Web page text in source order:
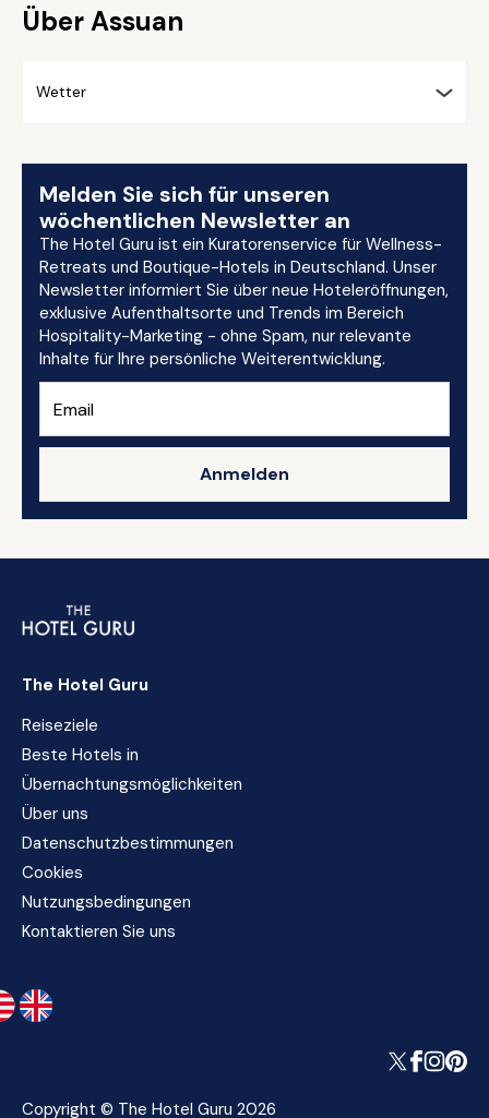
Über Assuan
Wetter
Melden Sie sich für unseren
wöchentlichen Newsletter an
The Hotel Guru ist ein Kuratorenservice für Wellness-
Retreats und Boutique-Hotels in Deutschland. Unser
Newsletter informiert Sie über neue Hoteleröffnungen,
exklusive Aufenthaltsorte und Trends im Bereich
Hospitality-Marketing - ohne Spam, nur relevante
Inhalte für Ihre persönliche Weiterentwicklung.
Anmelden
The Hotel Guru
Reiseziele
Beste Hotels in
Übernachtungsmöglichkeiten
Über uns
Datenschutzbestimmungen
Cookies
Nutzungsbedingungen
Kontaktieren Sie uns
Copyright © The Hotel Guru 2026